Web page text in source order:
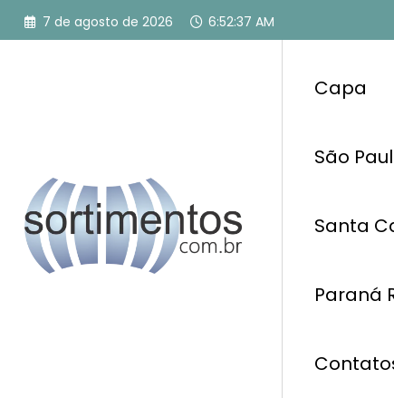
Pular
para
7 de agosto de 2026 6:52:38 AM
Capa
São
Santa
Paraná